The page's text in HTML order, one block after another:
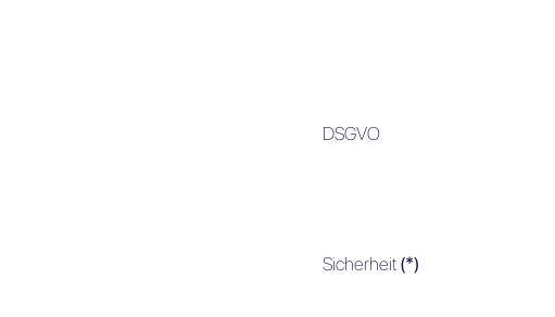
DSGVO
Sicherheit (*)